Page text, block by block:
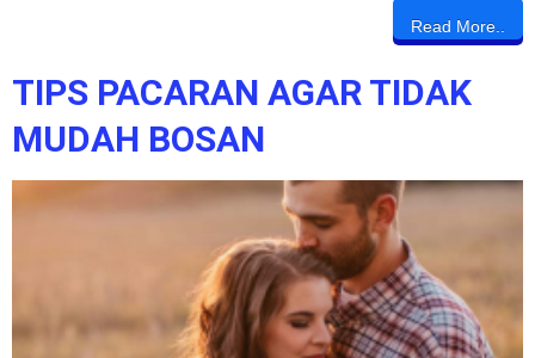
Read More..
TIPS PACARAN AGAR TIDAK
MUDAH BOSAN